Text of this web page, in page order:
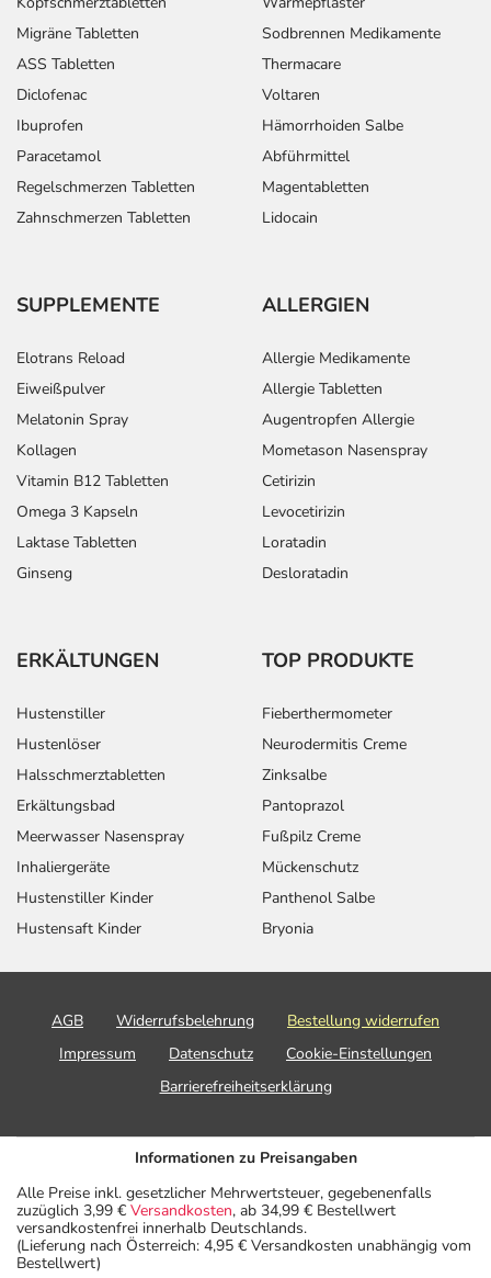
Migräne Tabletten
ASS Tabletten
Diclofenac
Ibuprofen
Paracetamol
Regelschmerzen Tabletten
Zahnschmerzen Tabletten
Sodbrennen Medikamente
Thermacare
Voltaren
Hämorrhoiden Salbe
Abführmittel
Magentabletten
Lidocain
SUPPLEMENTE
Elotrans Reload
Eiweißpulver
Melatonin Spray
Kollagen
Vitamin B12 Tabletten
Omega 3 Kapseln
Laktase Tabletten
Ginseng
ALLERGIEN
Allergie Medikamente
Allergie Tabletten
Augentropfen Allergie
Mometason Nasenspray
Cetirizin
Levocetirizin
Loratadin
Desloratadin
ERKÄLTUNGEN
Hustenstiller
Hustenlöser
Halsschmerztabletten
Erkältungsbad
Meerwasser Nasenspray
Inhaliergeräte
Hustenstiller Kinder
Hustensaft Kinder
TOP PRODUKTE
Fieberthermometer
Neurodermitis Creme
Zinksalbe
Pantoprazol
Fußpilz Creme
Mückenschutz
Panthenol Salbe
Bryonia
AGB Widerrufsbelehrung
Bestellung widerrufen
Impressum
Datenschutz
Cookie-Einstellungen
Barrierefreiheitserklärung
Informationen zu Preisangaben
Alle Preise inkl. gesetzlicher Mehrwertsteuer, gegebenenfalls
zuzüglich 3,99 € Versandkosten, ab 34,99 € Bestellwert
versandkostenfrei innerhalb Deutschlands.
(Lieferung nach Österreich: 4,95 € Versandkosten unabhängig vom
Bestellwert)